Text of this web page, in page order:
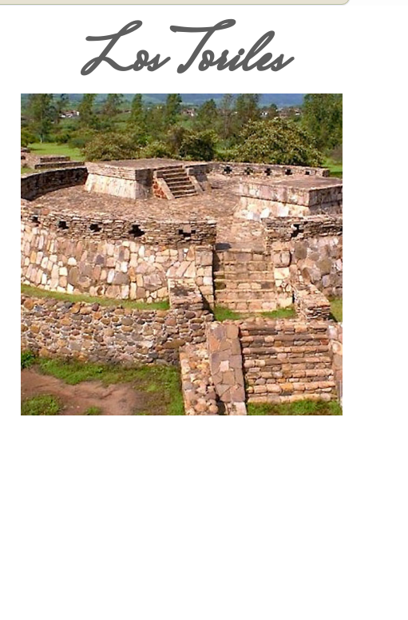
Los Toriles